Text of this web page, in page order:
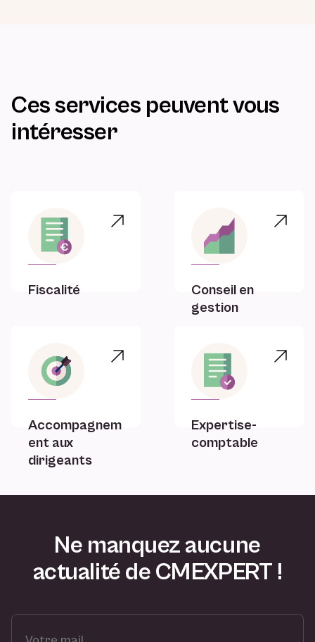
Ces services peuvent vous
intéresser
Fiscalité
Conseil en
gestion
Accompagnem
ent aux
dirigeants
Expertise-
comptable
Ne manquez aucune
actualité de CMEXPERT !
V